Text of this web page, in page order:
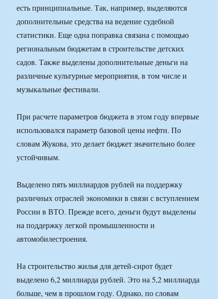
есть принципиальные. Так, например, выделяются
дополнительные средства на ведение судебной
статистики. Еще одна поправка связана с помощью
региональным бюджетам в строительстве детских
садов. Также выделены дополнительные деньги на
различные культурные мероприятия, в том числе и
музыкальные фестивали.
При расчете параметров бюджета в этом году впервые
использовался параметр базовой цены нефти. По
словам Жукова, это делает бюджет значительно более
устойчивым.
Выделено пять миллиардов рублей на поддержку
различных отраслей экономики в связи с вступлением
России в ВТО. Прежде всего, деньги будут выделены
на поддержку легкой промышленности и
автомобилестроения.
На строительство жилья для детей-сирот будет
выделено 6,2 миллиарда рублей. Это на 5,2 миллиарда
больше, чем в прошлом году. Однако, по словам